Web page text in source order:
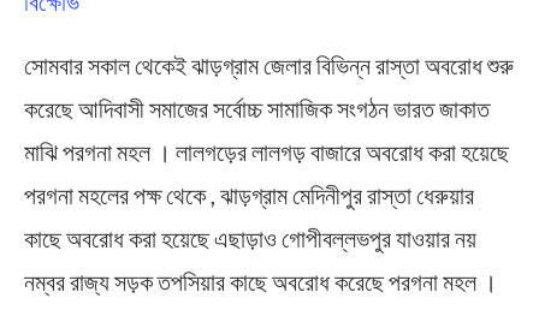
সোমবার সকাল থেকেই ঝাড়গ্রাম জেলার বিভিন্ন রাস্তা অবরোধ শুরু
করেছে আদিবাসী সমাজের সর্বোচ্চ সামাজিক সংগঠন ভারত জাকাত
মাঝি পরগনা মহল । লালগড়ের লালগড় বাজারে অবরোধ করা হয়েছে
পরগনা মহলের পক্ষ থেকে , ঝাড়গ্রাম মেদিনীপুর রাস্তা ধেরুয়ার
কাছে অবরোধ করা হয়েছে এছাড়াও গোপীবল্লভপুর যাওয়ার নয়
নম্বর রাজ্য সড়ক তপসিয়ার কাছে অবরোধ করেছে পরগনা মহল ।